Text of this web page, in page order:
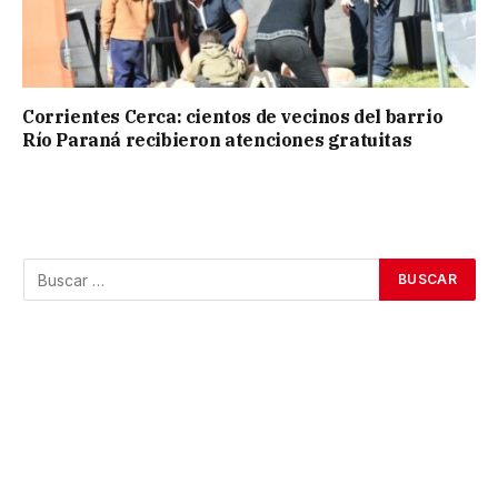
Corrientes Cerca: cientos de vecinos del barrio
Río Paraná recibieron atenciones gratuitas